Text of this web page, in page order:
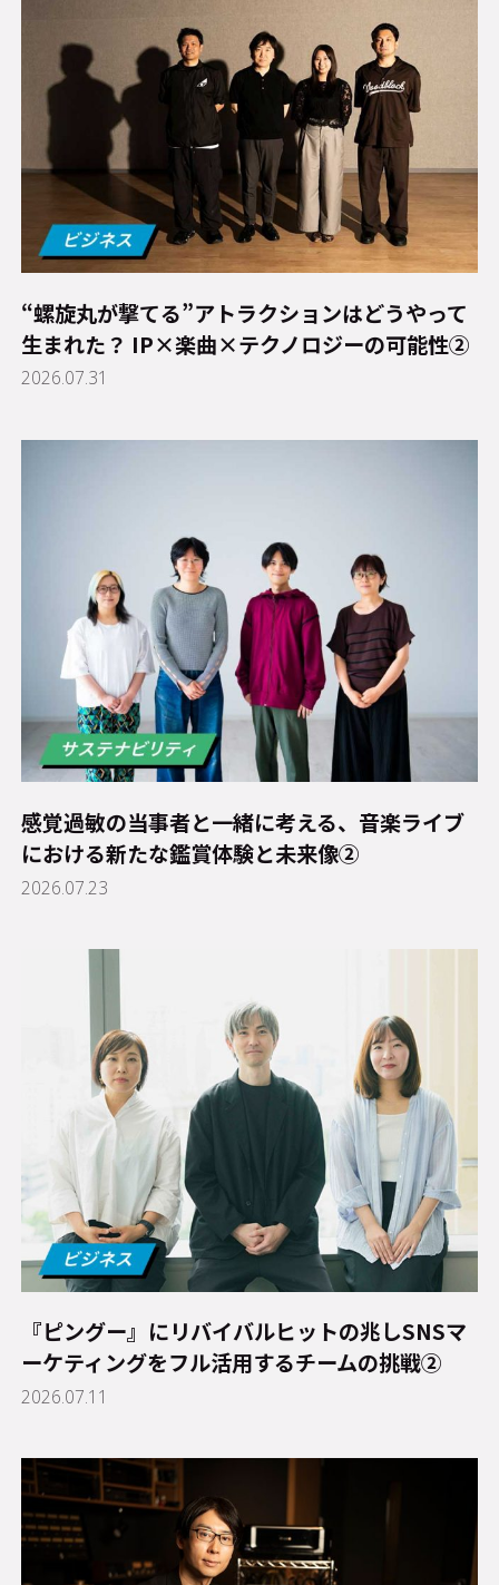
“螺旋丸が撃てる”アトラクションはどうやって
生まれた？ IP×楽曲×テクノロジーの可能性②
2026.07.31
感覚過敏の当事者と一緒に考える、音楽ライブ
における新たな鑑賞体験と未来像②
2026.07.23
『ピングー』にリバイバルヒットの兆し――SNSマ
ーケティングをフル活用するチームの挑戦②
2026.07.11